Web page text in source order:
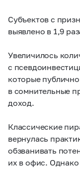
Субъектов с
выявлено в 1,9
Увеличилось
с
которые
в сомнительные
доход.
Классические
вернулась
обзванивать
их в офис.